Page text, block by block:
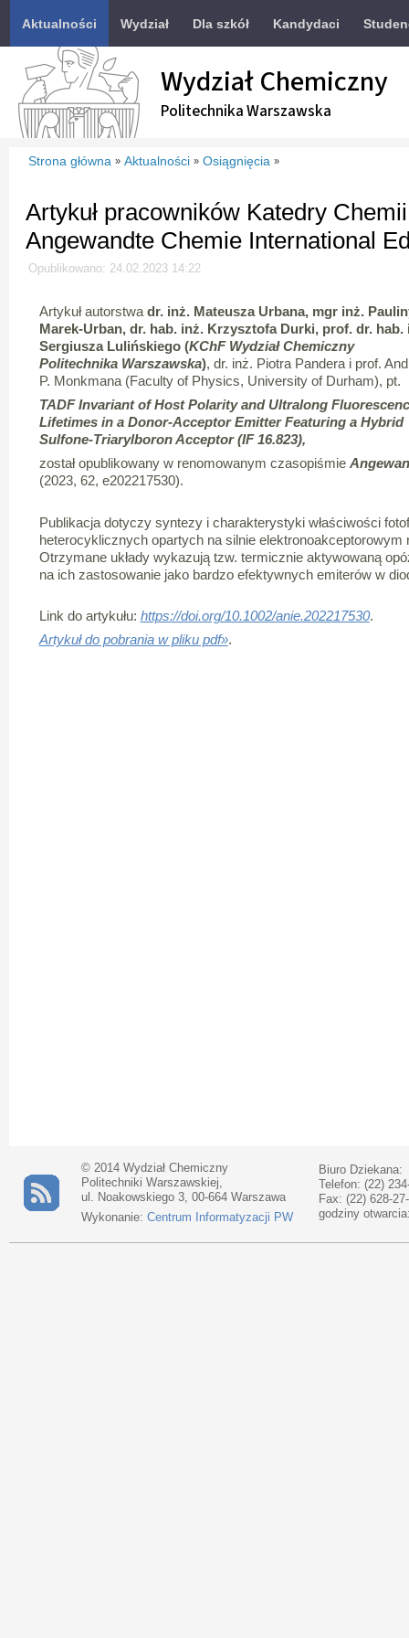
Aktualności Wydział Dla szkół Kandydaci
Wydział Chemiczny
Politechnika Warszawska
Strona główna » Aktualności » Osiągnięcia »
Artykuł pracowników Katedry
Angewandte Chemie International
Opublikowano: 24.02.2023 14:22
Artykuł autorstwa dr. inż. Mateusza Urbana, mgr inż.
Marek-Urban, dr. hab. inż. Krzysztofa Durki, prof. dr. hab.
Sergiusza Lulińskiego (KChF Wydział Chemiczny
Politechnika Warszawska), dr. inż. Piotra Pandera i prof.
P. Monkmana (Faculty of Physics, University of Durham), pt.
TADF Invariant of Host Polarity and Ultralong
Lifetimes in a Donor-Acceptor Emitter Featuring a Hybrid
Sulfone-Triarylboron Acceptor(IF 16.823),
został opublikowany w renomowanym czasopiśmie
(2023, 62, e202217530).
Publikacja dotyczy syntezy i charakterystyki właściwości
heterocyklicznych opartych na silnie elektronoakceptorowym
Otrzymane układy wykazują tzw. termicznie aktywowaną
na ich zastosowanie jako bardzo efektywnych emiterów w
Link do artykułu: https://doi.org/10.1002/anie.202217530.
Artykuł do pobrania w pliku pdf».
© 2014 Wydział Chemiczny
Politechniki Warszawskiej,
ul. Noakowskiego 3, 00-664 Warszawa
Wykonanie: Centrum Informatyzacji PW
Biuro Dziekana:
Telefon: (22)
Fax: (22) 628-
godziny